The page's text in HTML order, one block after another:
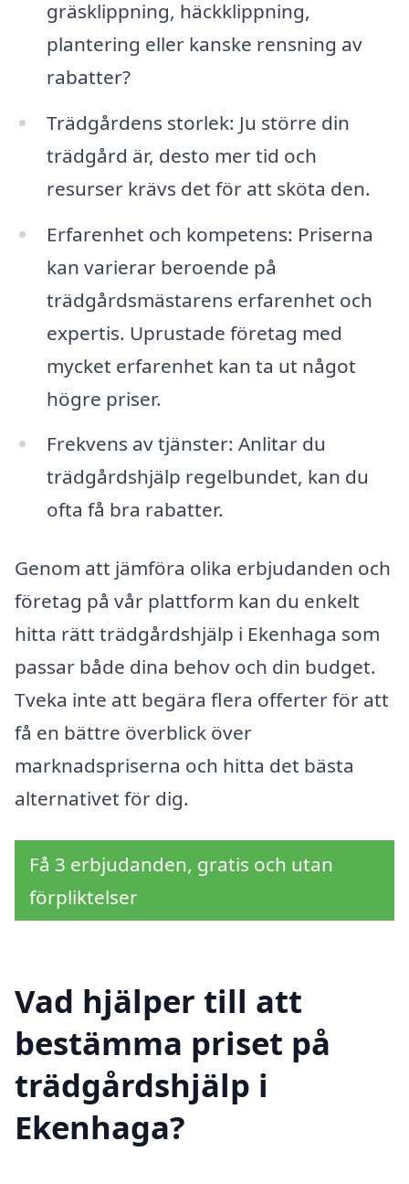
gräsklippning, häckklippning,
plantering eller kanske rensning av
rabatter?
Trädgårdens storlek: Ju större din
trädgård är, desto mer tid och
resurser krävs det för att sköta den.
Erfarenhet och kompetens: Priserna
kan varierar beroende på
trädgårdsmästarens erfarenhet och
expertis. Uprustade företag med
mycket erfarenhet kan ta ut något
högre priser.
Frekvens av tjänster: Anlitar du
trädgårdshjälp regelbundet, kan du
ofta få bra rabatter.
Genom att jämföra olika erbjudanden och
företag på vår plattform kan du enkelt
hitta rätt trädgårdshjälp i Ekenhaga som
passar både dina behov och din budget.
Tveka inte att begära flera offerter för att
få en bättre överblick över
marknadspriserna och hitta det bästa
alternativet för dig.
Få 3 erbjudanden, gratis och utan
förpliktelser
Vad hjälper till att
bestämma priset på
trädgårdshjälp i
Ekenhaga?